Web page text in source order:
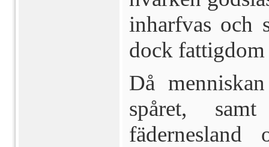
inharfvas och
dock fattigdom
Då
spåret,